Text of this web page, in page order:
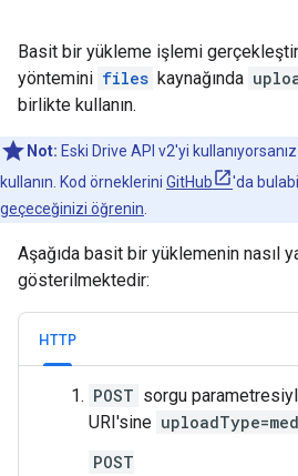
Basit bir yükleme işlemi
yöntemini files kaynağında
birlikte kullanın.
Not: Eski Drive API v2'yi kullanıyorsanız
kullanın. Kod örneklerini GitHub 'da
geçeceğinizi öğrenin
Aşağıda basit bir yüklemenin nasıl
gösterilmektedir:
HTTP
POST sorgu
URI'sine
POST